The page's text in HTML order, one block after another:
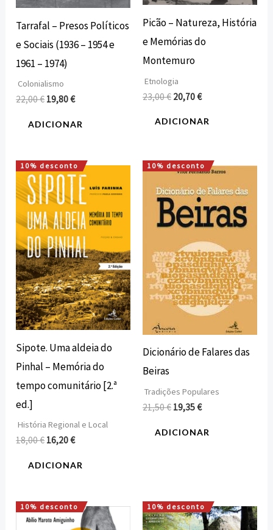
Tarrafal – Presos Políticos
e Sociais (1936 – 1954 e
1961 – 1974)
Colonialismo
22,00€ 19,80€
ADICIONAR
Picão – Natureza, História
e Memórias do
Montemuro
Etnologia
23,00€ 20,70€
ADICIONAR
10% desconto
Sipote. Uma aldeia do
Pinhal – Memória do
tempo comunitário [2.ª
ed.]
História Regional e Local
18,00€
O
preço
original
era:
18,00 €.
16,20€
O
preço
atual
é:
16,20 €.
ADICIONAR
10% desconto
Dicionário de Falares das
Beiras
Tradições Populares
21,50€
O
original
era:
21,50 €.
19,35€
O
atual
é:
19,35 €.
ADICIONAR
10% desconto
O
preço
O
preço
10% desconto
O
preço
O
preço